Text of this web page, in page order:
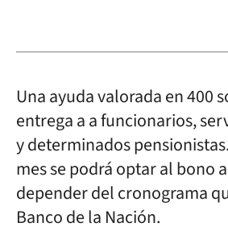
Una ayuda valorada en 400
entrega a a funcionarios,
y determinados
mes se podrá optar al bono
depender del cronograma
Banco de la Nación.